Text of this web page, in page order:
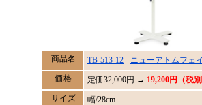
商品名 TB-513-12
ニューアトムフェ
価格
定価32,000円 → 19,200円（税別
サイズ
幅/28cm